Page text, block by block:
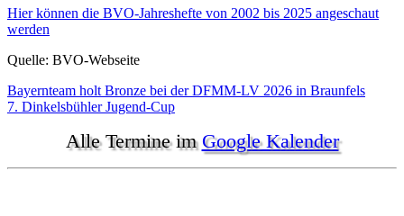
Hier können die BVO-Jahreshefte von 2002 bis 2025 angeschaut
werden
Quelle: BVO-Webseite
Beitragsnavigation
Bayernteam holt Bronze bei der DFMM-LV 2026 in Braunfels
7. Dinkelsbühler Jugend-Cup
Alle Termine im Google Kalender